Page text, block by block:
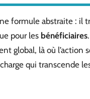
formule abstraite : il
pour les bénéficiaires
global, là où l’action
qui transcende